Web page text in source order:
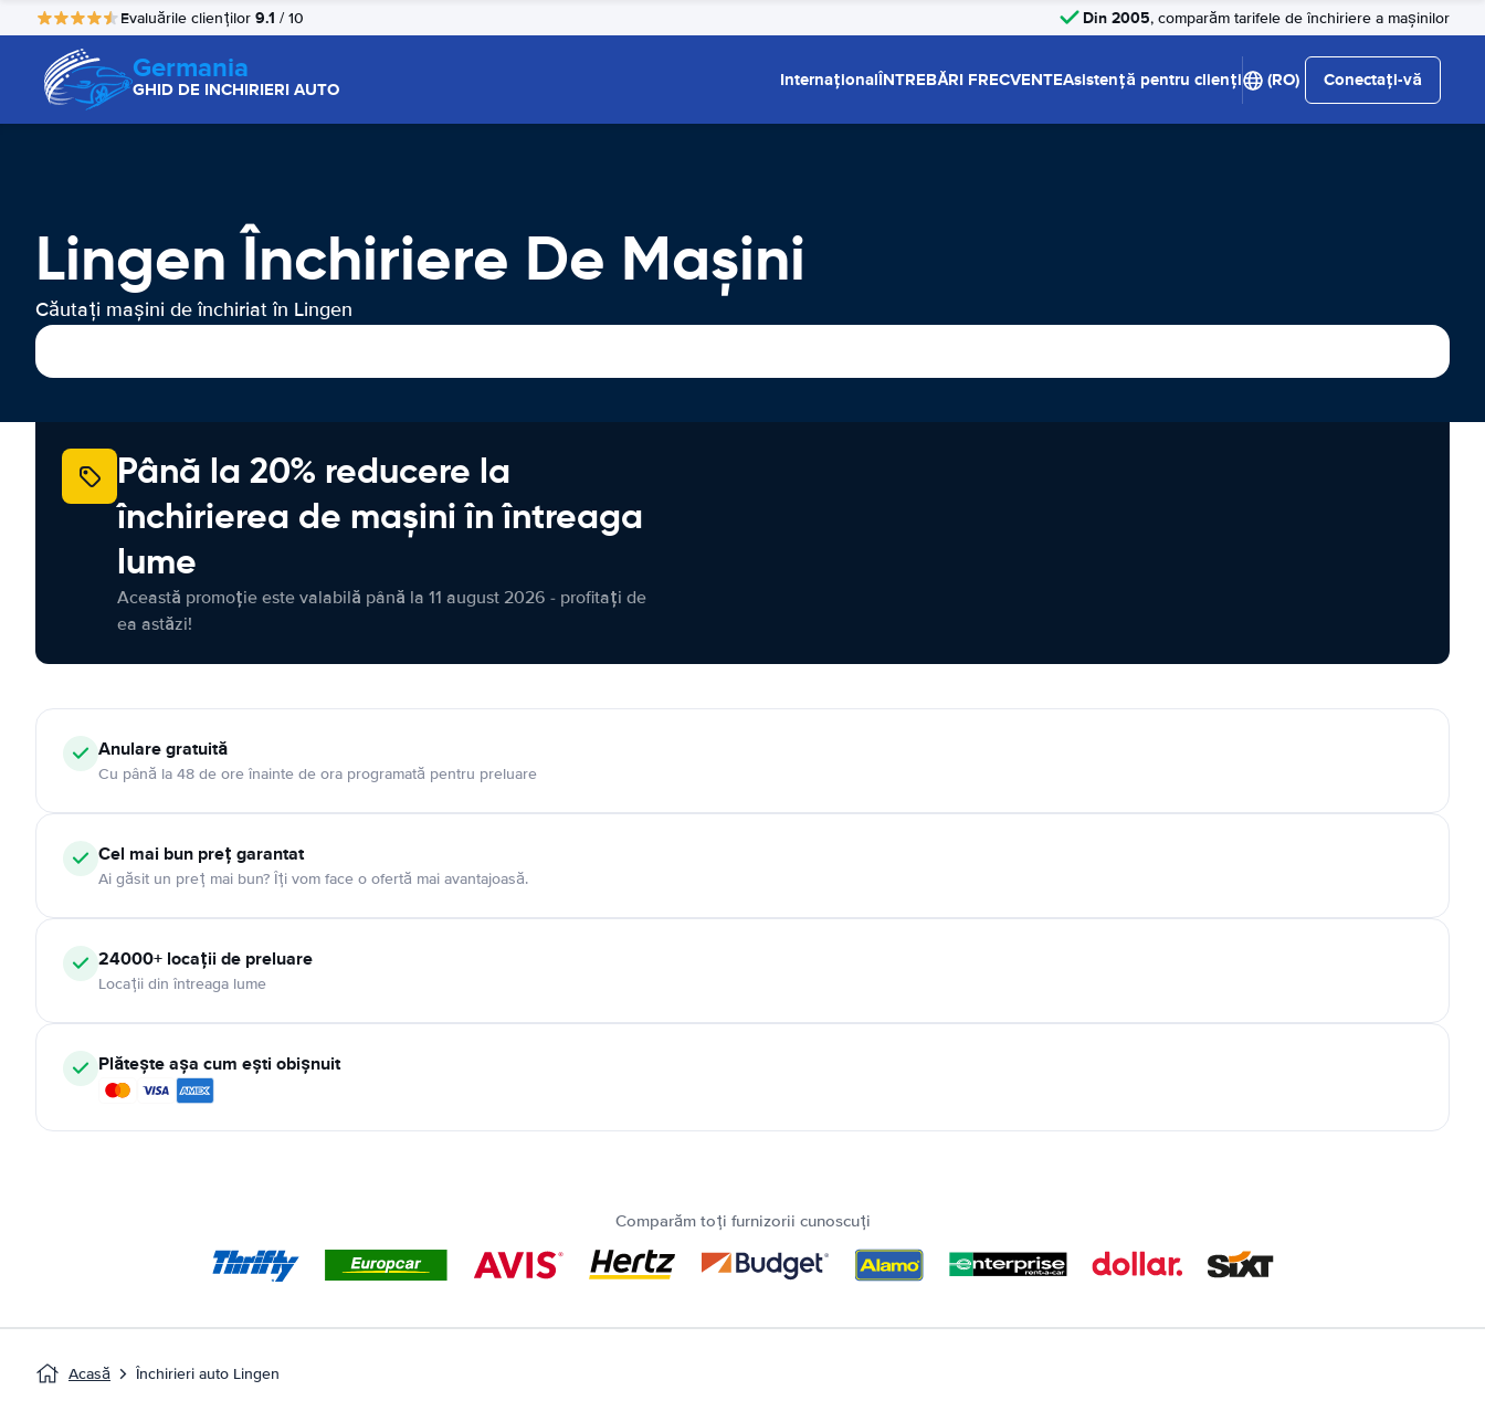
Evaluările clienților 9.1 / 10 Din 2005, comparăm tarifele de închiriere a mașinilor
Germania
GHID DE INCHIRIERI AUTO InternaționalÎNTREBĂRI FRECVENTEAsistență pentru clienți (RO) Conectați-vă
Lingen Închiriere De Maşini
Căutați mașini de închiriat în Lingen
Până la 20% reducere la
închirierea de mașini în întreaga
lume
Această promoție este valabilă până la 11 august 2026 - profitați de
ea astăzi!
Anulare gratuită
Cu până la 48 de ore înainte de ora programată pentru preluare
Cel mai bun preț garantat
Ai găsit un preț mai bun? Îți vom face o ofertă mai avantajoasă.
24000+ locații de preluare
Locații din întreaga lume
Plătește așa cum ești obișnuit
Comparăm toți furnizorii cunoscuți
Acasă Închirieri auto Lingen